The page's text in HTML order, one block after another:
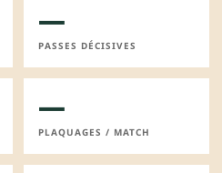
—
PASSES DÉCISIVES
—
PLAQUAGES / MATCH